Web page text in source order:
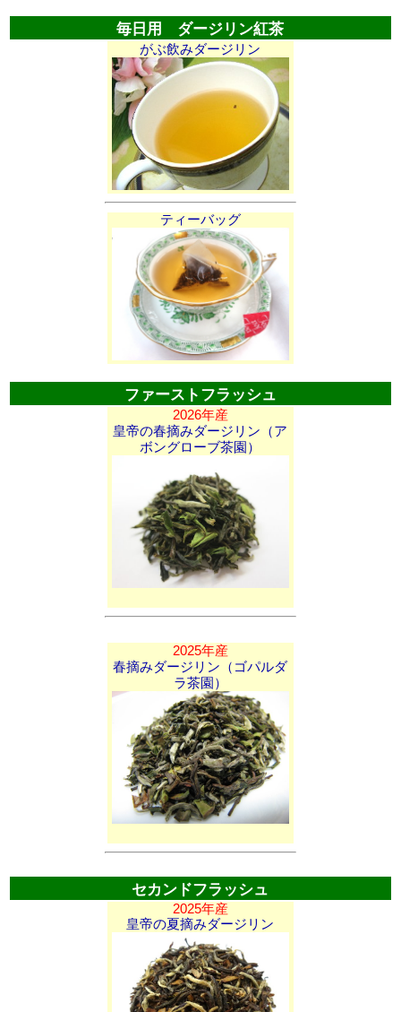
毎日用 ダージリン紅茶
がぶ飲みダージリン
ティーバッグ
ファーストフラッシュ
2026年産
皇帝の春摘みダージリン（ア
ボングローブ茶園）
2025年産
春摘みダージリン（ゴパルダ
ラ茶園）
セカンドフラッシュ
2025年産
皇帝の夏摘みダージリン